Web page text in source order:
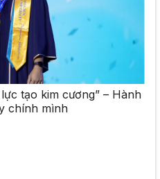
tạo kim cương” – Hành
chính mình